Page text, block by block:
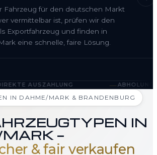
Fahrzeug für den deutschen Markt
vermittelbar ist, prüfen wir den
Exportfahrzeug und finden in
eine schnelle, faire Lösung.
—ABHOLUNG IN DAHME/
IN DAHME/MARK & BRANDENBURG
IN
—
& fair verkaufen